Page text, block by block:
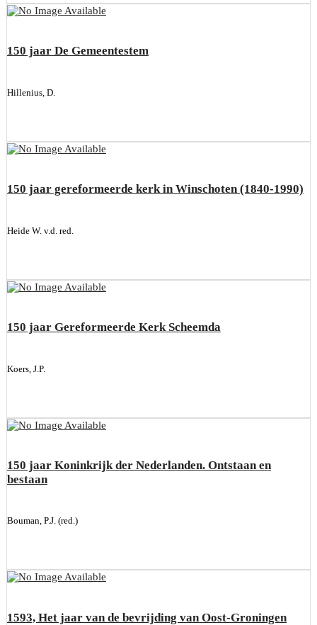
150 jaar De Gemeentestem
Hillenius, D.
150 jaar gereformeerde kerk in Winschoten (1840-1990)
Heide W. v.d. red.
150 jaar Gereformeerde Kerk Scheemda
Koers, J.P.
150 jaar Koninkrijk der Nederlanden. Ontstaan en
bestaan
Bouman, P.J. (red.)
1593, Het jaar van de bevrijding van Oost-Groningen